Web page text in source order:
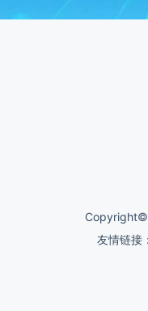
友情链接